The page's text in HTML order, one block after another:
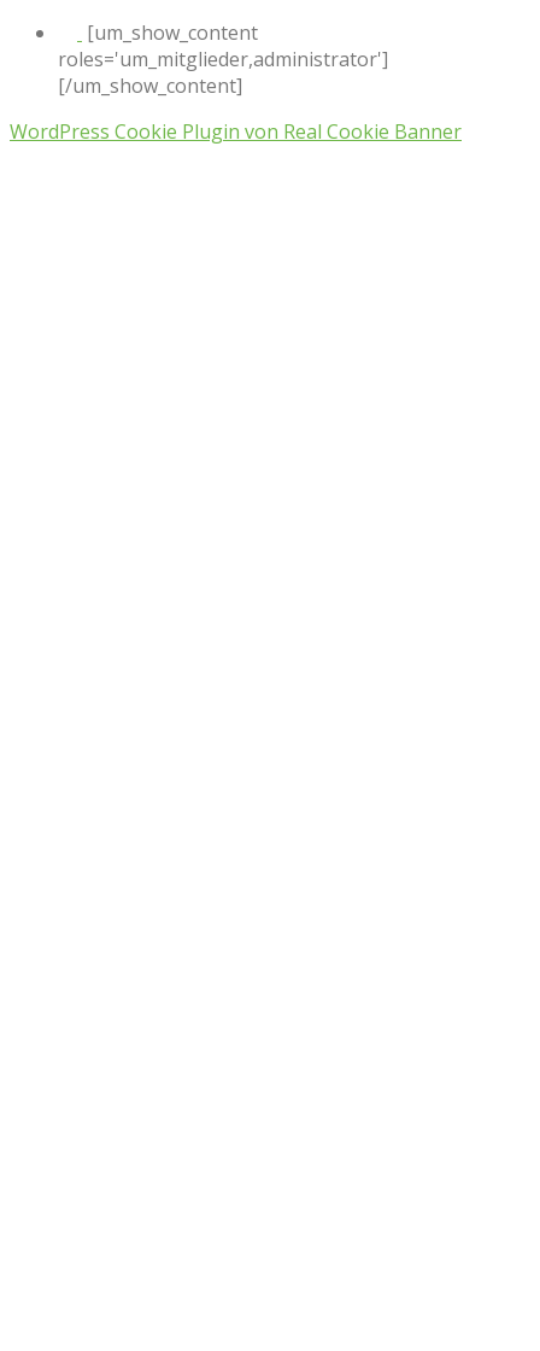
[um_show_content
roles='um_mitglieder,administrator']
[/um_show_content]
WordPress Cookie Plugin von Real Cookie Banner